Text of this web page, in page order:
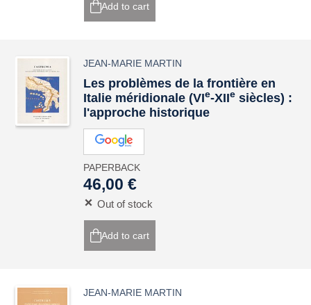
Add to cart
JEAN-MARIE MARTIN
Les problèmes de la frontière en
Italie méridionale (VIe-XIIe siècles) :
l'approche historique
PAPERBACK
46,00 €
Out of stock
Add to cart
JEAN-MARIE MARTIN